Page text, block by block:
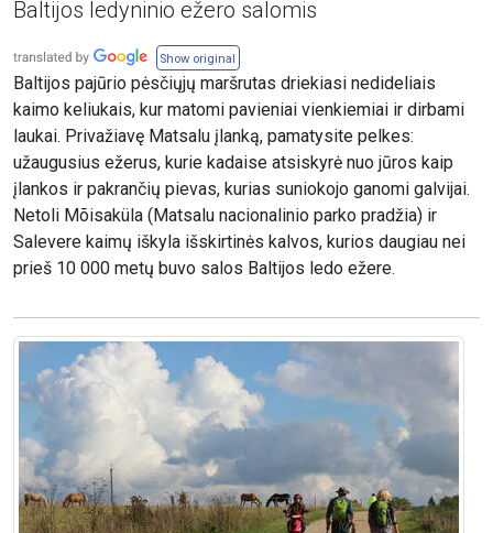
Baltijos ledyninio ežero salomis
Show original
Baltijos pajūrio pėsčiųjų maršrutas driekiasi nedideliais
kaimo keliukais, kur matomi pavieniai vienkiemiai ir dirbami
laukai. Privažiavę Matsalu įlanką, pamatysite pelkes:
užaugusius ežerus, kurie kadaise atsiskyrė nuo jūros kaip
įlankos ir pakrančių pievas, kurias suniokojo ganomi galvijai.
Netoli Mõisaküla (Matsalu nacionalinio parko pradžia) ir
Salevere kaimų iškyla išskirtinės kalvos, kurios daugiau nei
prieš 10 000 metų buvo salos Baltijos ledo ežere.